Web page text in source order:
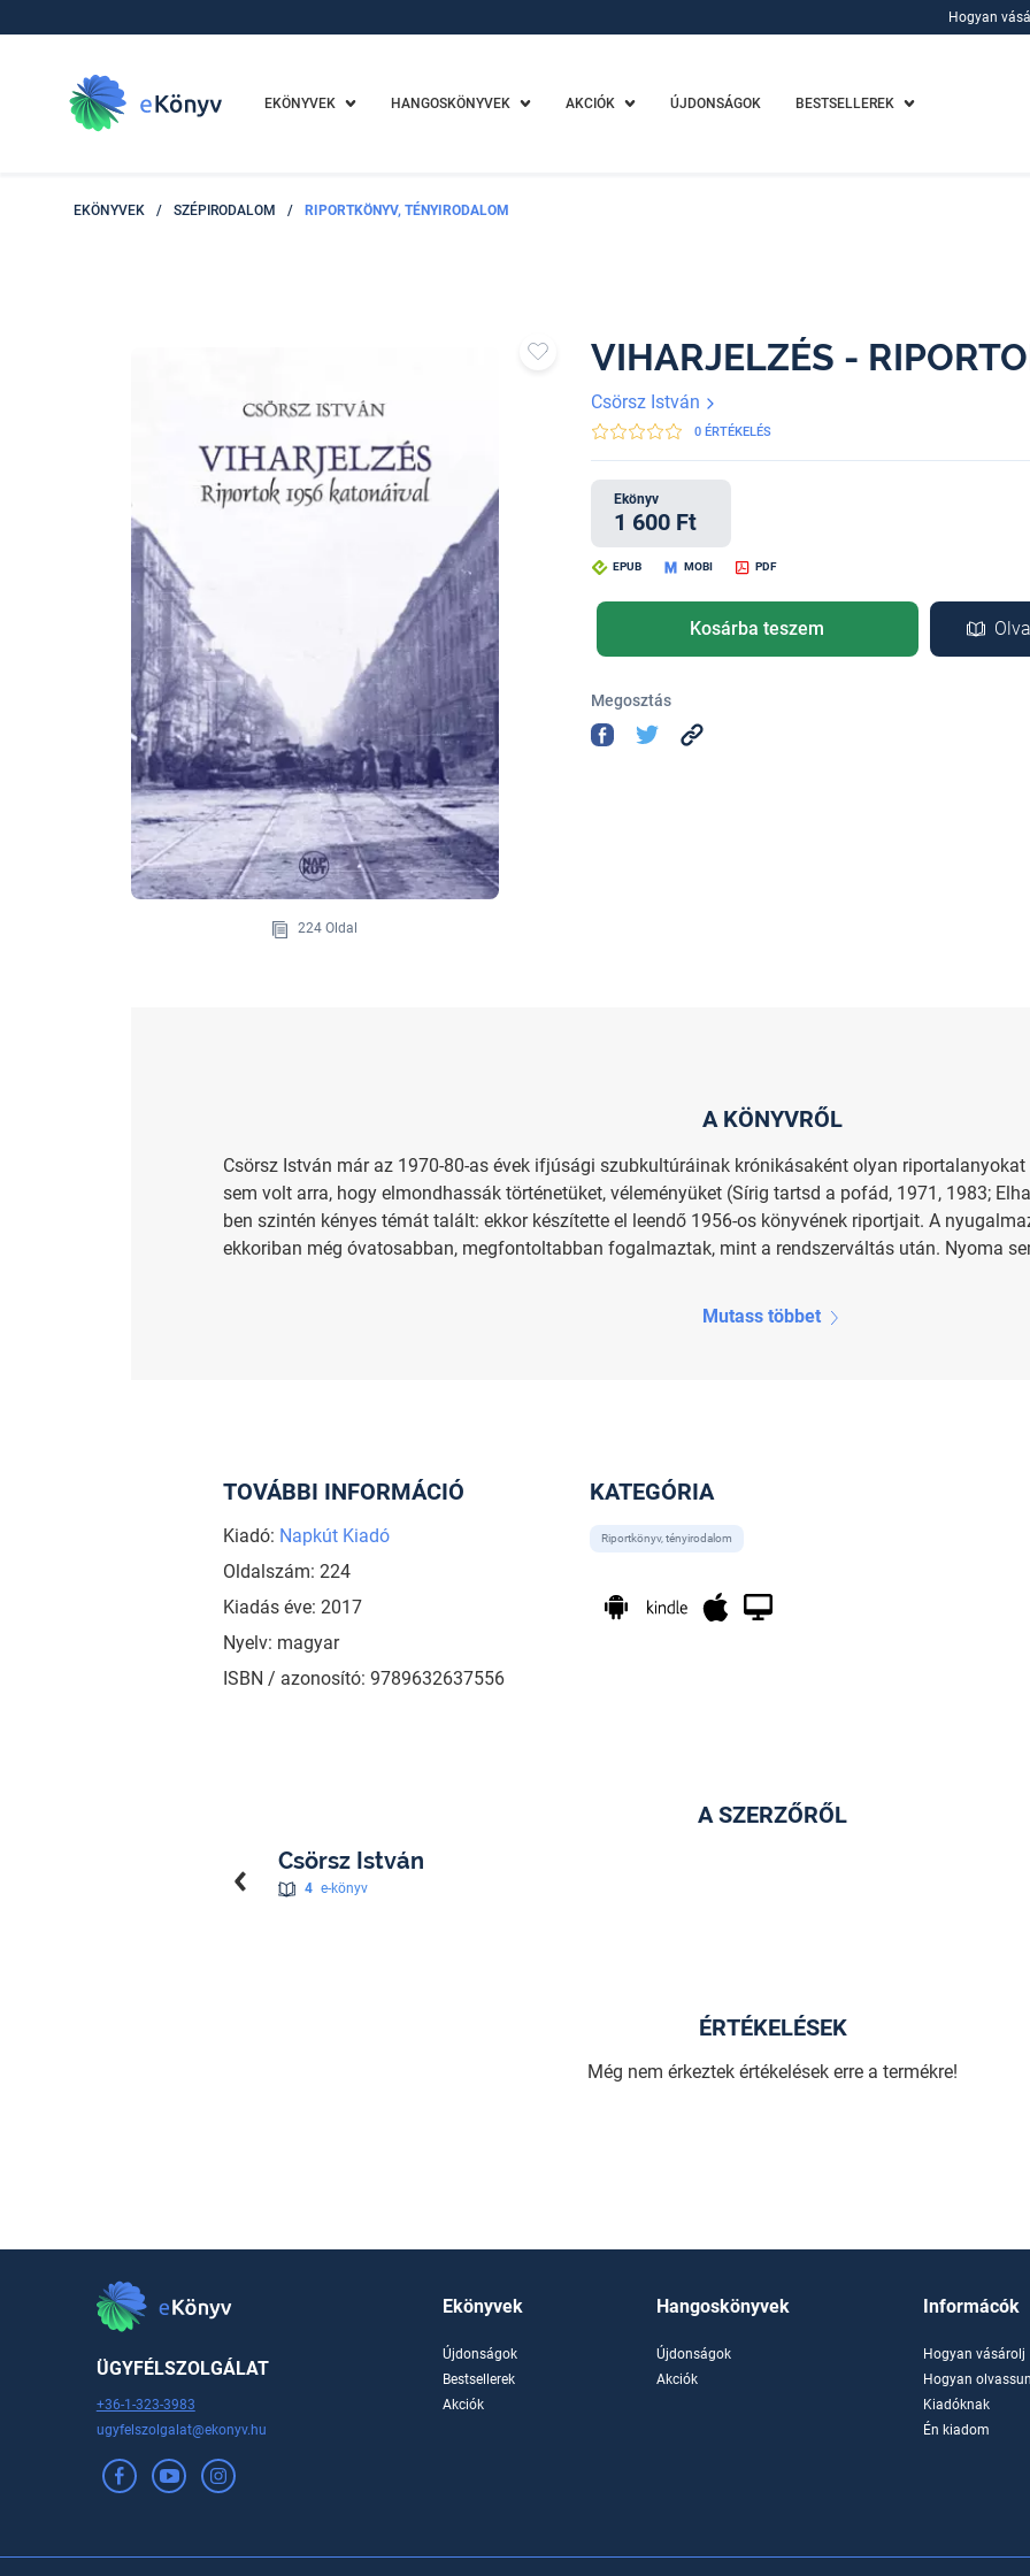
Hogyan
EKÖNYVEK HANGOSKÖNYVEK AKCIÓK ÚJDONSÁGOK BESTSELLEREK
EKÖNYVEK / SZÉPIRODALOM / RIPORTKÖNYV, TÉNYIRODALOM
224 Oldal
VIHARJELZÉS -
Csörsz István
0 ÉRTÉKELÉS
Ekönyv
1 600 Ft
EPUB MOBI PDF
Kosárba teszem
Megosztás
A KÖNYVRŐL
Csörsz István már az 1970-80-as évek ifjúsági szubkultúráinak krónikásaként olyan
sem volt arra, hogy elmondhassák történetüket, véleményüket (Sírig tartsd a pofád, 1971, 1983;
ben szintén kényes témát talált: ekkor készítette el leendő 1956-os könyvének riportjait. A
ekkoriban még óvatosabban, megfontoltabban fogalmaztak, mint a rendszerváltás után. Nyoma
Mutass többet
TOVÁBBI INFORMÁCIÓ
Kiadó: Napkút Kiadó
Oldalszám: 224
Kiadás éve: 2017
Nyelv: magyar
ISBN / azonosító: 9789632637556
KATEGÓRIA
Riportkönyv, tényirodalom
A SZERZŐRŐL
Csörsz István
4 e-könyv
ÉRTÉKELÉSEK
Még nem érkeztek értékelések erre a termékre!
ÜGYFÉLSZOLGÁLAT
+36-1-323-3983
ugyfelszolgalat@ekonyv.hu
Ekönyvek
Újdonságok
Bestsellerek
Akciók
Hangoskönyvek
Újdonságok
Akciók
Informácók
Hogyan vásárolj
Hogyan
Kiadóknak
Én kiadom